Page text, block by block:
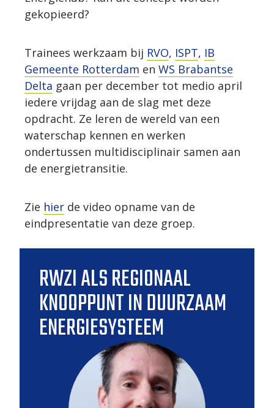
gekopieerd?
Trainees werkzaam bij RVO, ISPT, IB
Gemeente Rotterdam en WS Brabantse
Delta gaan per december tot medio april
iedere vrijdag aan de slag met deze
opdracht. Ze leren de wereld van een
waterschap kennen en werken
ondertussen multidisciplinair samen aan
de energietransitie.
Zie hierde video opname van de
eindpresentatie van deze groep.
RWZI ALS REGIONAAL
KNOOPPUNT IN DUURZAAM
ENERGIESYSTEEM